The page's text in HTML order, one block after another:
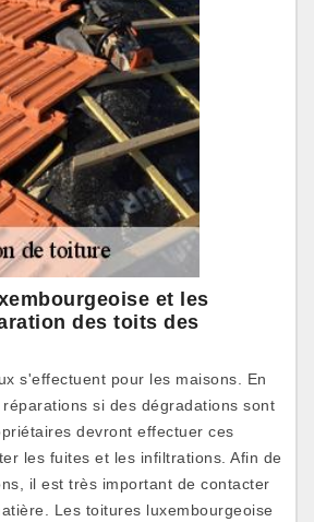
et les
des toits des
s'effectuent pour les maisons. En
si des dégradations sont
devront effectuer ces
les fuites et les infiltrations. Afin de
il est très important de contacter
Les toitures luxembourgeoise